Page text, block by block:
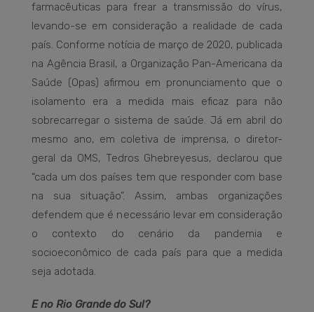
farmacêuticas para frear a transmissão do vírus,
levando-se em consideração a realidade de cada
país. Conforme notícia de março de 2020, publicada
na Agência Brasil, a Organização Pan-Americana da
Saúde (Opas) afirmou em pronunciamento que o
isolamento era a medida mais eficaz para não
sobrecarregar o sistema de saúde. Já em abril do
mesmo ano, em coletiva de imprensa, o diretor-
geral da OMS, Tedros Ghebreyesus, declarou que
“cada um dos países tem que responder com base
na sua situação”. Assim, ambas organizações
defendem que é necessário levar em consideração
o contexto do cenário da pandemia e
socioeconômico de cada país para que a medida
seja adotada.
E no Rio Grande do Sul?